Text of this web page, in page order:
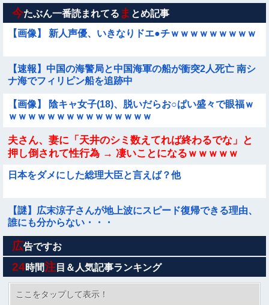
今たぶん一番読まれてる ま とめ記事
【画像】 新人声優、いきなりドエ●チｗｗｗｗｗｗｗｗｗ
【速報】中国の海警局と中国海軍の船が衝突2人死亡 南シ
ナ海でフィリピン船を追跡中
【画像】 陰キャ女子(18)、脱いだらお○ぱい盛々で眼福ｗ
ｗｗｗｗｗｗｗｗｗｗｗｗｗｗｗ
夫さん、妻に「天井のシミ数えてれば終わるでな」と
押し倒されて性行為 → 凄いことになるｗｗｗｗｗ
日本をダメにした総理大臣と言えば？他
【謎】広末涼子さんが地上波にスピード復帰できる理由、
誰にも分からない・・・
「居眠り運転かな？」→何度も追突→夫婦「これは事故じ
ゃない」と気付く…
規制強化で他国から譲歩を引き出す中国の外交戦略、他国
がサプライチェーン変更で対抗した結果……
広告ですお
24時間注 目＆人気記事ランキング
ここをタップして表示！